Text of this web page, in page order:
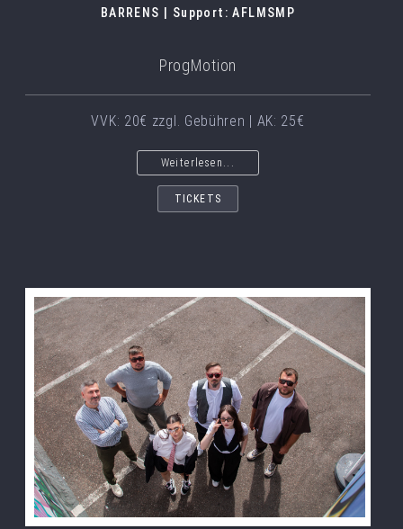
BARRENS | Support: AFLMSMP
ProgMotion
VVK: 20€ zzgl. Gebühren | AK: 25€
Weiterlesen...
TICKETS